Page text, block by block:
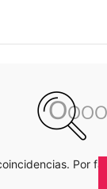
Por